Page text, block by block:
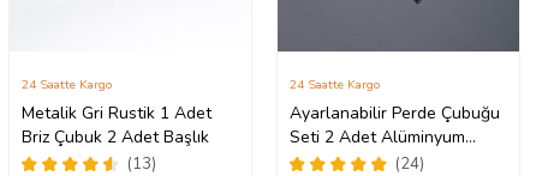
Metalik Gri Rustik 1 Adet
Briz Çubuk 2 Adet Başlık
(13)
24 Saatte Kargo
Ayarlanabilir Perde Çubuğu
Seti 2 Adet Alüminyum
Perde Briz Borusu 4 Adet
(24)
24 Saatte Kargo